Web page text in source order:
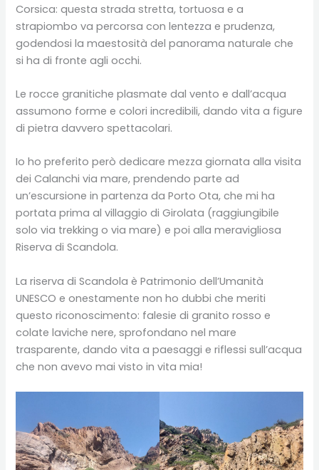
Corsica: questa strada stretta, tortuosa e a
strapiombo va percorsa con lentezza e prudenza,
godendosi la maestosità del panorama naturale che
si ha di fronte agli occhi.
Le rocce granitiche plasmate dal vento e dall’acqua
assumono forme e colori incredibili, dando vita a figure
di pietra davvero spettacolari.
Io ho preferito però dedicare mezza giornata alla visita
dei Calanchi via mare, prendendo parte ad
un’escursione in partenza da Porto Ota, che mi ha
portata prima al villaggio di Girolata (raggiungibile
solo via trekking o via mare) e poi alla meravigliosa
Riserva di Scandola.
La riserva di Scandola è Patrimonio dell’Umanità
UNESCO e onestamente non ho dubbi che meriti
questo riconoscimento: falesie di granito rosso e
colate laviche nere, sprofondano nel mare
trasparente, dando vita a paesaggi e riflessi sull’acqua
che non avevo mai visto in vita mia!